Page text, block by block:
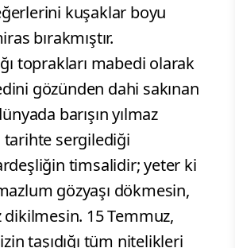
kuşaklar boyu
bırakmıştır.
toprakları mabedi olarak
gözünden dahi sakınan
barışın yılmaz
tarihte sergilediği
timsalidir; yeter ki
gözyaşı dökmesin,
dikilmesin. 15 Temmuz,
taşıdığı tüm nitelikleri